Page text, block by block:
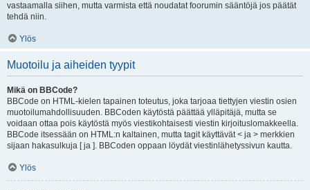
vastaamalla siihen, mutta varmista että noudatat foorumin sääntöjä jos päätät
tehdä niin.
Ylös
Muotoilu ja aiheiden tyypit
Mikä on BBCode?
BBCode on HTML-kielen tapainen toteutus, joka tarjoaa tiettyjen viestin osien
muotoilumahdollisuuden. BBCoden käytöstä päättää ylläpitäjä, mutta se
voidaan ottaa pois käytöstä myös viestikohtaisesti viestin kirjoituslomakkeella.
BBCode itsessään on HTML:n kaltainen, mutta tagit käyttävät < ja > merkkien
sijaan hakasulkuja [ ja ]. BBCoden oppaan löydät viestinlähetyssivun kautta.
Ylös